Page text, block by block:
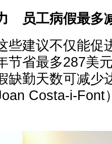
员工病假最多
些建议不仅能促
节省最多287美
缺勤天数可减少
Costa-i-Font